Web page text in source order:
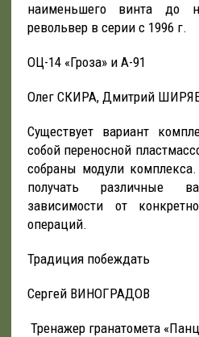
наименьшего винта до
револьвер в серии с 1996 г.
ОЦ-14 «Гроза» и А-91
Олег СКИРА, Дмитрий
Существует вариант
собой переносной
собраны модули
получать различные
зависимости от
операций.
Традиция побеждать
Сергей ВИНОГРАДОВ
Тренажер гранатомета